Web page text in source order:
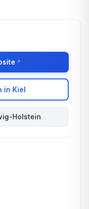
in Kiel
Holstein